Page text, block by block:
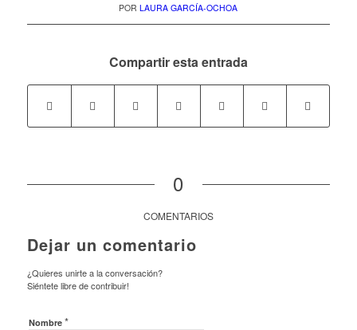
PORLAURA GARCÍA-OCHOA
Compartir esta entrada
0
COMENTARIOS
Dejar un comentario
¿Quieres unirte a la conversación?
Siéntete libre de contribuir!
Nombre *